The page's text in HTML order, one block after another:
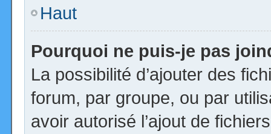
Haut
Pourquoi ne puis-je pas
La possibilité d’ajouter des
forum, par groupe, ou par
avoir autorisé l’ajout de